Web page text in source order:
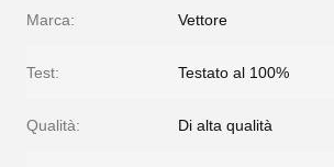
Marca: Vettore
Test: Testato al 100%
Qualità: Di alta qualità